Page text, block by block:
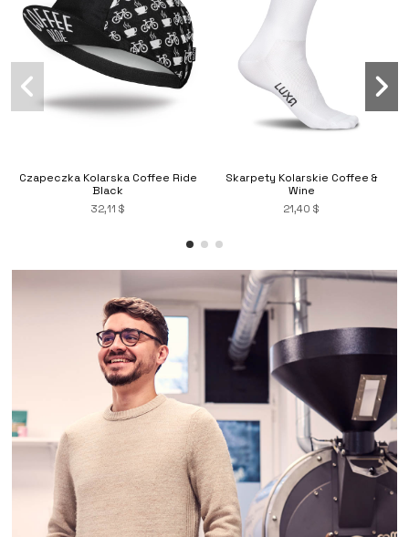
Czapeczka Kolarska Coffee Ride
Black
32,11 $
Skarpety Kolarskie Coffee &
Wine
21,40 $